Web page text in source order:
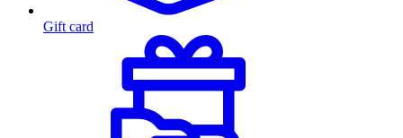
Gift card